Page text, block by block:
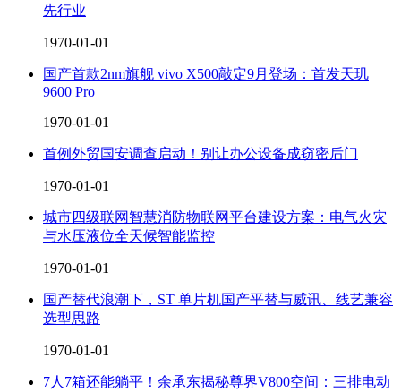
先行业
1970-01-01
国产首款2nm旗舰 vivo X500敲定9月登场：首发天玑
9600 Pro
1970-01-01
首例外贸国安调查启动！别让办公设备成窃密后门
1970-01-01
城市四级联网智慧消防物联网平台建设方案：电气火灾
与水压液位全天候智能监控
1970-01-01
国产替代浪潮下，ST 单片机国产平替与威讯、线艺兼容
选型思路
1970-01-01
7人7箱还能躺平！余承东揭秘尊界V800空间：三排电动